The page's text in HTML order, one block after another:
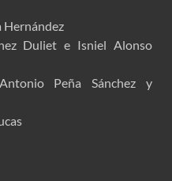
Hernández
Duliet e Isniel Alonso
Peña Sánchez y